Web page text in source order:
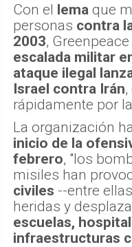
Con el lema que
personas contra
2003, Greenpeace
escalada militar
ataque ilegal
Israel contra Irán
rápidamente por
La organización
inicio de la
febrero, "los
misiles han
civiles --entre
heridas y
escuelas,
infraestructuras